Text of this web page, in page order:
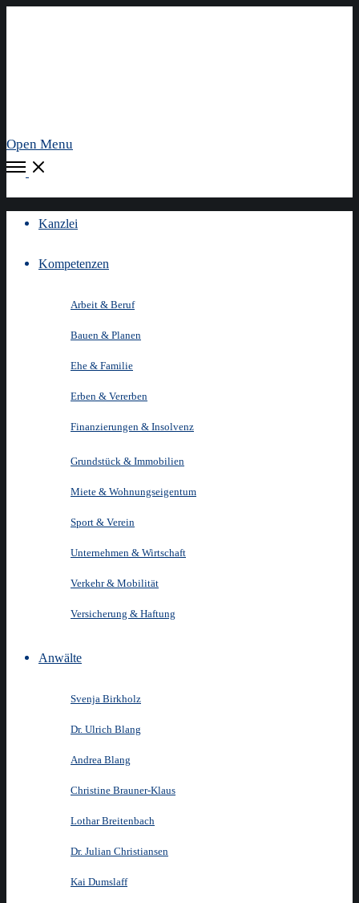
Open Menu
Kanzlei
Kompetenzen
Arbeit & Beruf
Bauen & Planen
Ehe & Familie
Erben & Vererben
Finanzierungen & Insolvenz
Grundstück & Immobilien
Miete & Wohnungseigentum
Sport & Verein
Unternehmen & Wirtschaft
Verkehr & Mobilität
Versicherung & Haftung
Anwälte
Svenja Birkholz
Dr. Ulrich Blang
Andrea Blang
Christine Brauner-Klaus
Lothar Breitenbach
Dr. Julian Christiansen
Kai Dumslaff